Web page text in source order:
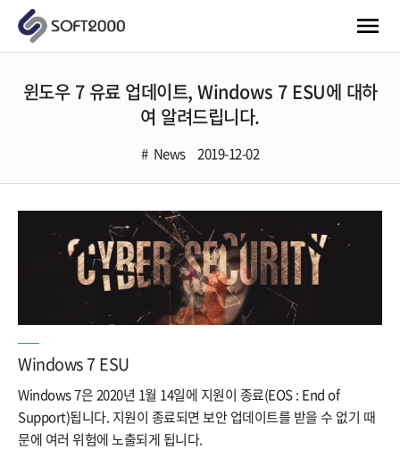
윈도우 7 유료 업데이트, Windows 7 ESU에 대하
여 알려드립니다.
News 2019-12-02
Windows 7 ESU
Windows 7은 2020년 1월 14일에 지원이 종료(EOS : End of
Support)됩니다. 지원이 종료되면 보안 업데이트를 받을 수 없기 때
문에 여러 위험에 노출되게 됩니다.